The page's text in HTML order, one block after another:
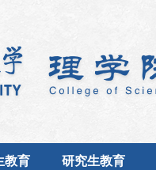
教育 研究生教育